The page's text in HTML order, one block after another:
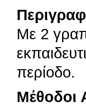
Με 2
περίοδο.
Μέθοδοι